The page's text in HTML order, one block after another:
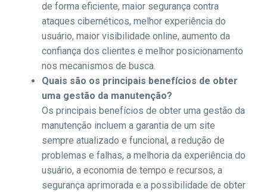
de forma eficiente, maior segurança contra
ataques cibernéticos, melhor experiência do
usuário, maior visibilidade online, aumento da
confiança dos clientes e melhor posicionamento
nos mecanismos de busca.
Quais são os principais benefícios de obter
uma gestão da manutenção?
Os principais benefícios de obter uma gestão da
manutenção incluem a garantia de um site
sempre atualizado e funcional, a redução de
problemas e falhas, a melhoria da experiência do
usuário, a economia de tempo e recursos, a
segurança aprimorada e a possibilidade de obter